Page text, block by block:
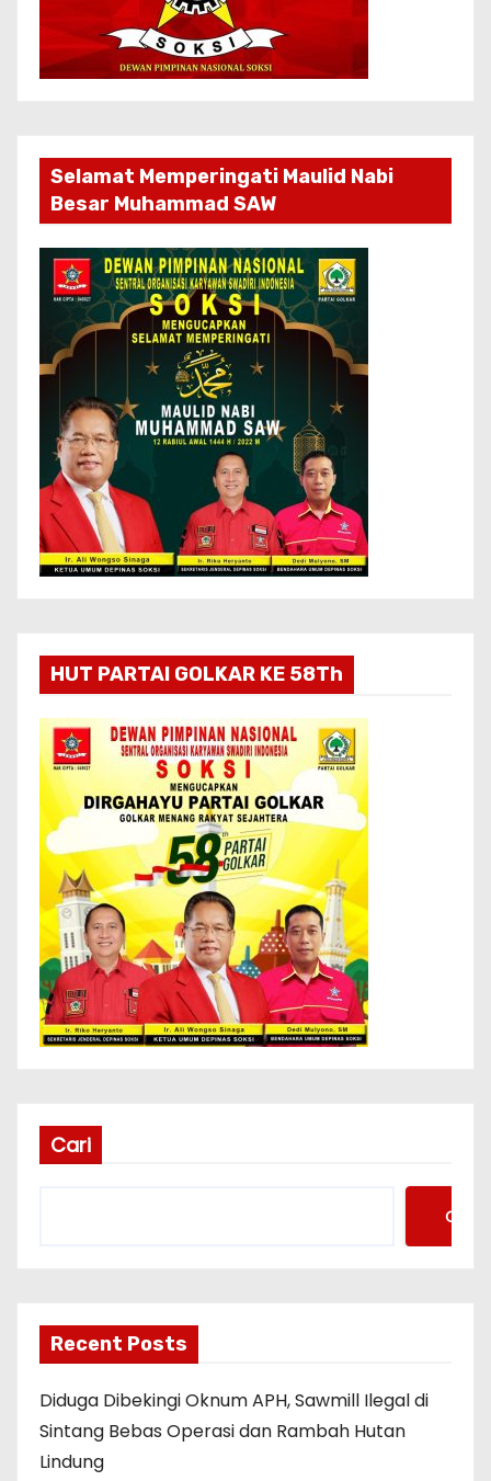
Selamat Memperingati Maulid Nabi
Besar Muhammad SAW
HUT PARTAI GOLKAR KE 58Th
Cari
Cari
Recent Posts
Diduga Dibekingi Oknum APH, Sawmill Ilegal di
Sintang Bebas Operasi dan Rambah Hutan
Lindung